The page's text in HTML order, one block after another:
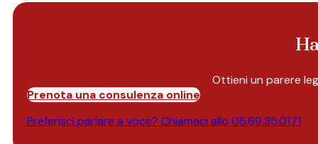
Ottieni un parere
Prenota una consulenza online
Preferisci parlare a voce? Chiamaci allo 06.69.35.0171